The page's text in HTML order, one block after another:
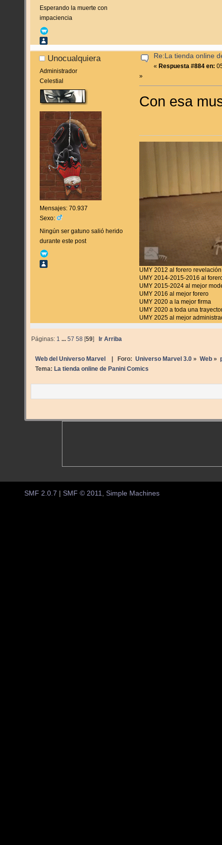
Esperando la muerte con
impaciencia
Unocualquiera
Administrador
Celestial
Mensajes: 70.937
Sexo:
Ningún ser gatuno salió herido
durante este post
Re:La tienda online
« Respuesta #884 en:
»
Con esa
UMY 2012 al forero revelación
UMY 2014-2015-2016 al
UMY 2015-2024 al mejor
UMY 2016 al mejor forero
UMY 2020 a la mejor firma
UMY 2020 a toda una
UMY 2025 al mejor
Páginas: 1 ...57 58 [59] Ir Arriba
Web del Universo Marvel | Foro: Universo Marvel 3.0» Web»
Tema: La tienda online de Panini Comics
SMF 2.0.7 SMF © 2011 Simple Machines